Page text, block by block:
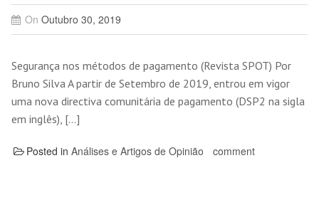
On Outubro 30, 2019
Segurança nos métodos de pagamento (Revista SPOT) Por
Bruno Silva A partir de Setembro de 2019, entrou em vigor
uma nova directiva comunitária de pagamento (DSP2 na sigla
em inglês), […]
Posted in Análises e Artigos de Opinião comment